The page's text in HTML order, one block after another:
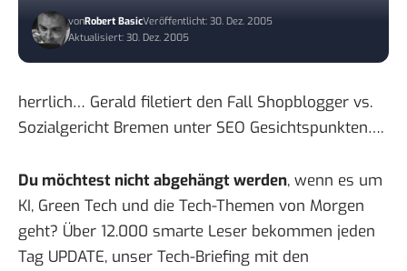
vonRobert BasicVeröffentlicht: 30. Dez. 2005
Aktualisiert: 30. Dez. 2005
herrlich… Gerald filetiert den Fall Shopblogger vs.
Sozialgericht Bremen unter SEO Gesichtspunkten….
Du möchtest nicht abgehängt werden, wenn es um
KI, Green Tech und die Tech-Themen von Morgen
geht? Über 12.000 smarte Leser bekommen jeden
Tag UPDATE, unser Tech-Briefing mit den